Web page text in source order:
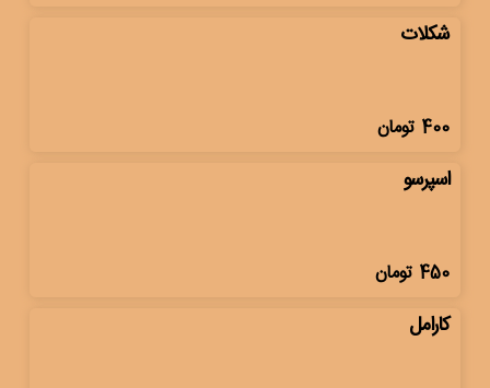
شکلات
400 تومان
اسپرسو
450 تومان
کارامل